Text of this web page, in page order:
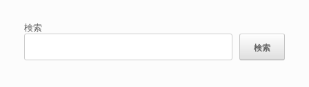
検索
検索